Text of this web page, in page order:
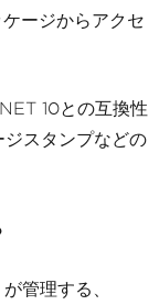
ージからアクセ
10との互換性
ジスタンプなどの
管理する、